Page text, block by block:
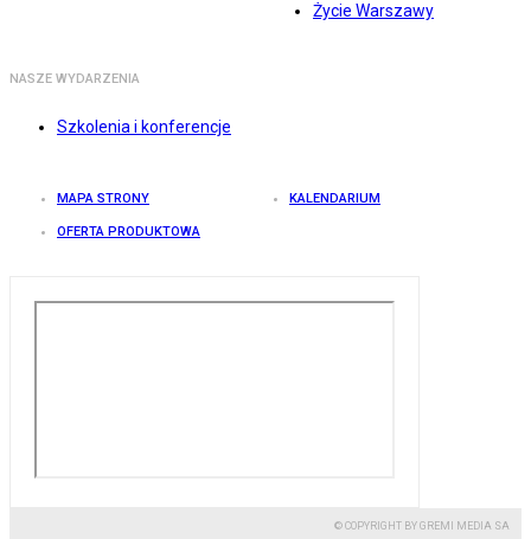
Życie Warszawy
NASZE WYDARZENIA
Szkolenia i konferencje
MAPA STRONY KALENDARIUM
OFERTA PRODUKTOWA
© COPYRIGHT BY GREMI MEDIA SA